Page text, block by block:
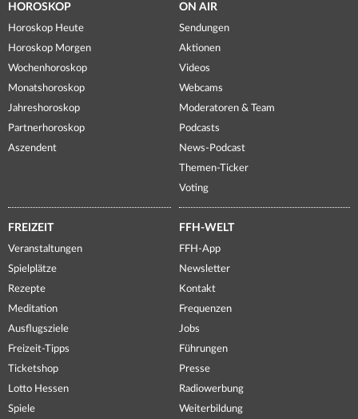
HOROSKOP
Horoskop Heute
Horoskop Morgen
Wochenhoroskop
Monatshoroskop
Jahreshoroskop
Partnerhoroskop
Aszendent
ON AIR
Sendungen
Aktionen
Videos
Webcams
Moderatoren & Team
Podcasts
News-Podcast
Themen-Ticker
Voting
FREIZEIT
Veranstaltungen
Spielplätze
Rezepte
Meditation
Ausflugsziele
Freizeit-Tipps
Ticketshop
Lotto Hessen
Spiele
FFH-WELT
FFH-App
Newsletter
Kontakt
Frequenzen
Jobs
Führungen
Presse
Radiowerbung
Weiterbildung